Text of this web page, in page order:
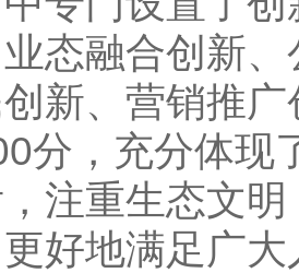
态融合创新
新、营销推
分，充分体现
重生态文明
好地满足广